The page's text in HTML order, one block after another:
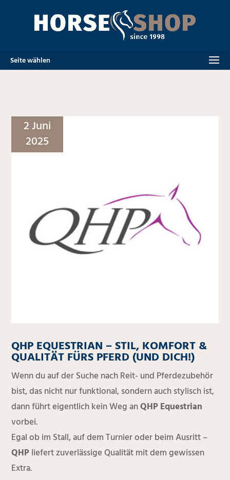
Seite wählen
2 Juni
2025
QHP EQUESTRIAN – STIL, KOMFORT &
QUALITÄT FÜRS PFERD (UND DICH!)
Wenn du auf der Suche nach Reit- und Pferdezubehör
bist, das nicht nur funktional, sondern auch stylisch ist,
dann führt eigentlich kein Weg anQHP Equestrian
vorbei.
Egal ob im Stall, auf dem Turnier oder beim Ausritt –
QHPliefert zuverlässige Qualität mit dem gewissen
Extra.